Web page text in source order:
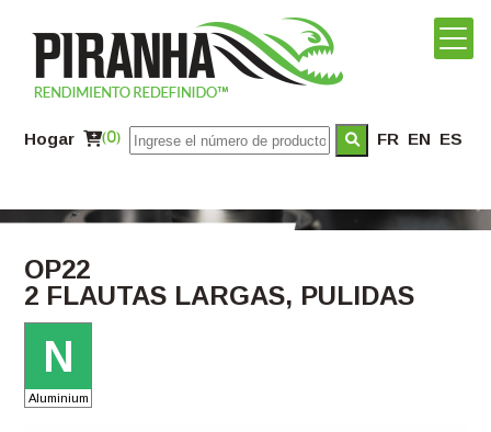
Hogar (0) FR EN ES
OP22
2 FLAUTAS LARGAS, PULIDAS
N
Aluminium